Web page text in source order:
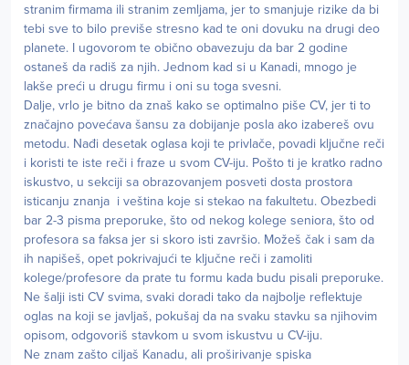
stranim firmama ili stranim zemljama, jer to smanjuje rizike da bi
tebi sve to bilo previše stresno kad te oni dovuku na drugi deo
planete. I ugovorom te obično obavezuju da bar 2 godine
ostaneš da radiš za njih. Jednom kad si u Kanadi, mnogo je
lakše preći u drugu firmu i oni su toga svesni.
Dalje, vrlo je bitno da znaš kako se optimalno piše CV, jer ti to
značajno povećava šansu za dobijanje posla ako izabereš ovu
metodu. Nađi desetak oglasa koji te privlače, povadi ključne reči
i koristi te iste reči i fraze u svom CV-iju. Pošto ti je kratko radno
iskustvo, u sekciji sa obrazovanjem posveti dosta prostora
isticanju znanja i veština koje si stekao na fakultetu. Obezbedi
bar 2-3 pisma preporuke, što od nekog kolege seniora, što od
profesora sa faksa jer si skoro isti završio. Možeš čak i sam da
ih napišeš, opet pokrivajući te ključne reči i zamoliti
kolege/profesore da prate tu formu kada budu pisali preporuke.
Ne šalji isti CV svima, svaki doradi tako da najbolje reflektuje
oglas na koji se javljaš, pokušaj da na svaku stavku sa njihovim
opisom, odgovoriš stavkom u svom iskustvu u CV-iju.
Ne znam zašto ciljaš Kanadu, ali proširivanje spiska